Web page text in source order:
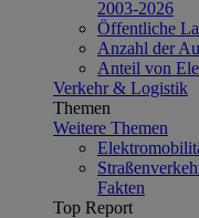
2003-2026
Öffentliche
Anzahl der
Anteil von
Verkehr & Logistik
Themen
Weitere Themen
Fakten
Top Report